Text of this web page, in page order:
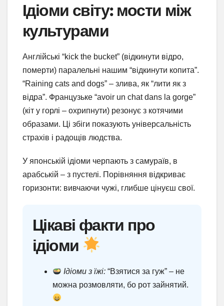
Ідіоми світу: мости між
культурами
Англійські “kick the bucket” (відкинути відро,
померти) паралельні нашим “відкинути копита”.
“Raining cats and dogs” – злива, як “лити як з
відра”. Французьке “avoir un chat dans la gorge”
(кіт у горлі – охрипнути) резонує з котячими
образами. Ці збіги показують універсальність
страхів і радощів людства.
У японській ідіоми черпають з самураїв, в
арабській – з пустелі. Порівняння відкриває
горизонти: вивчаючи чужі, глибше цінуєш свої.
Цікаві факти про
ідіоми
Ідіоми з їжі: “Взятися за гуж” – не
можна розмовляти, бо рот зайнятий.